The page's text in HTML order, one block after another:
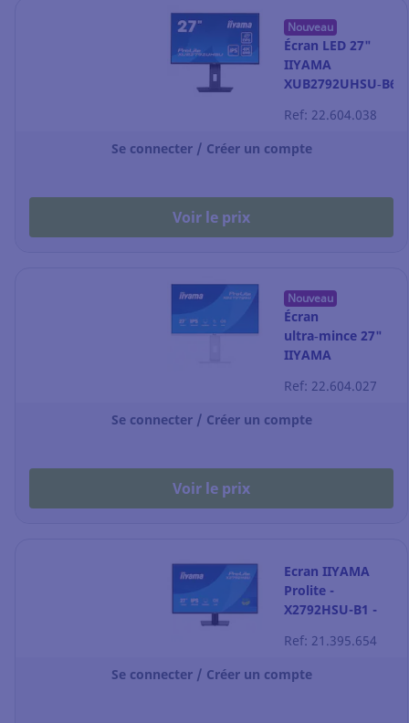
Nouveau
Écran LED 27"
IIYAMA
XUB2792UHSU‑B6
Ref: 22.604.038
Se connecter / Créer un compte
Voir le prix
Nouveau
Écran
ultra‑mince 27"
IIYAMA
QHD – blanc
Ref: 22.604.027
Se connecter / Créer un compte
Voir le prix
Ecran IIYAMA
Prolite -
X2792HSU-B1 -
27" - noir
Ref: 21.395.654
Se connecter / Créer un compte